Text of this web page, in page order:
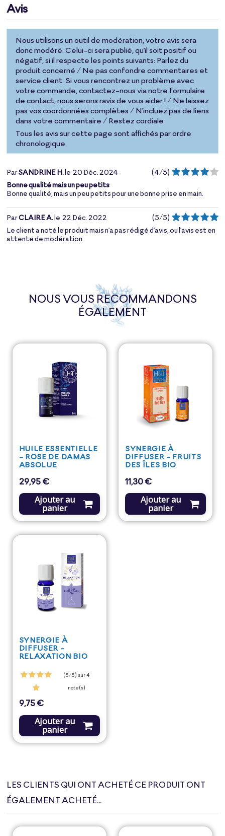
Avis
Nous utilisons un outil de modération, votre avis sera
donc modéré. Celui-ci sera publié, qu'il soit positif ou
négatif, si il respecte les points suivants: Parlez du
produit concerné / Ne pas confondre commentaires et
service client. Si vous rencontrez un problème avec
votre commande, contactez-nous via notre formulaire
de contact, nous serons ravis de vous aider ! / Ne laissez
pas vos coordonnées complètes / N'incluez pas de liens
dans votre commentaire / Restez cordiale
Tous les avis sur cette page sont affichés par ordre
chronologique.
ParSANDRINE H.le 20 Déc. 2024 (4/5)
Bonne qualité mais un peu petits
Bonne qualité, mais un peu petits pour une bonne prise en main.
ParCLAIRE A.le 22 Déc. 2022 (5/5)
Le client a noté le produit mais n'a pas rédigé d'avis, ou l'avis est en
attente de modération.
NOUS VOUS RECOMMANDONS
ÉGALEMENT
HUILE ESSENTIELLE
- ROSE DE DAMAS
ABSOLUE
Prix
29,95 €
Ajouter au
panier
SYNERGIE À
DIFFUSER - FRUITS
DES ÎLES BIO
Prix
11,30 €
Ajouter au
panier
SYNERGIE À
DIFFUSER -
RELAXATION BIO
(5/5) sur 4
note(s)
Prix
9,75 €
Ajouter au
panier
LES CLIENTS QUI ONT ACHETÉ CE PRODUIT ONT
ÉGALEMENT ACHETÉ...